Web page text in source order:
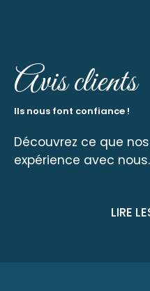
Avis clients
Ils nous font confiance !
Découvrez ce que
expérience avec nous.
LIRE